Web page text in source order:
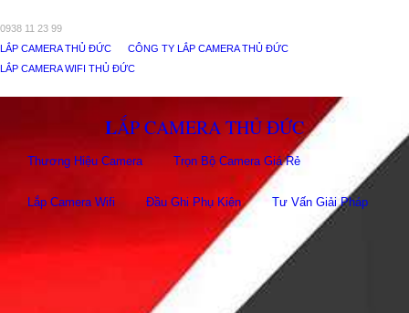
0938 11 23 99
LẮP CAMERA THỦ ĐỨC
CÔNG TY LẮP CAMERA THỦ ĐỨC
LẮP CAMERA WIFI THỦ ĐỨC
LẮP CAMERA THỦ ĐỨC
Thương Hiệu Camera Trọn Bộ Camera Giá Rẻ
Lắp Camera Wifi Đầu Ghi Phụ Kiên Tư Vấn Giải Pháp